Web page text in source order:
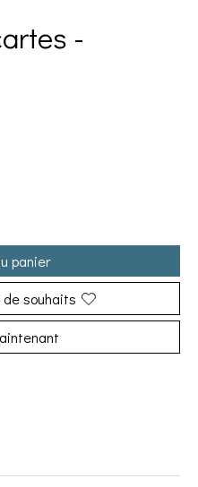
-
panier
souhaits